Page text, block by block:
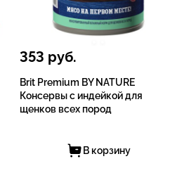
353 руб.
Brit Premium BY NATURE
Консервы с индейкой для
щенков всех пород
В корзину